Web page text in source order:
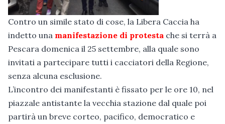
Contro un simile stato di cose, la Libera Caccia ha
indetto una manifestazione di protesta che si terrà a
Pescara domenica il 25 settembre, alla quale sono
invitati a partecipare tutti i cacciatori della Regione,
senza alcuna esclusione.
L’incontro dei manifestanti è fissato per le ore 10, nel
piazzale antistante la vecchia stazione dal quale poi
partirà un breve corteo, pacifico, democratico e